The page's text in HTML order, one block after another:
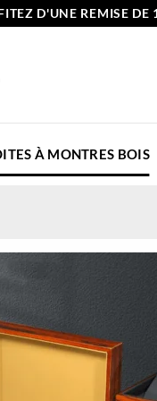
D'UNE REMISE DE
À MONTRES BOIS